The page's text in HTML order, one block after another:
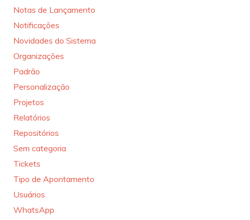
Notas de Lançamento
Notificações
Novidades do Sistema
Organizações
Padrão
Personalização
Projetos
Relatórios
Repositórios
Sem categoria
Tickets
Tipo de Apontamento
Usuários
WhatsApp